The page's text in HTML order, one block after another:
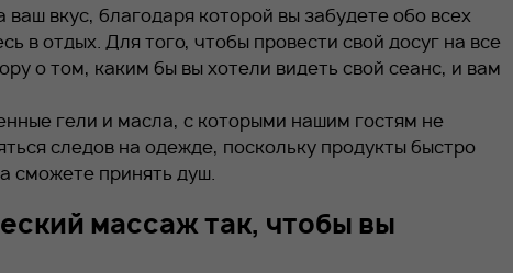
вкус, благодаря которой вы забудете обо всех
в отдых. Для того, чтобы провести свой досуг на все
о том, каким бы вы хотели видеть свой сеанс, и вам
гели и масла, с которыми нашим гостям не
следов на одежде, поскольку продукты быстро
сможете принять душ.
массаж так, чтобы вы